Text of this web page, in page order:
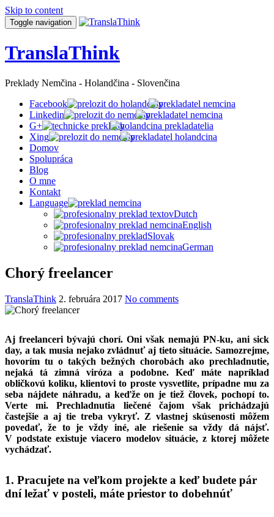
Skip to content
Toggle navigation
TranslaThink
Preklady Nemčina - Holandčina - Slovenčina
Facebook
Linkedin
G+
Xing
Domov
Spolupráca
Blog
O mne
Kontakt
Language
Dutch
English
Slovak
German
Chorý freelancer
TranslaThink 2. februára 2017 No comments
Aj freelanceri bývajú chorí. Oni však nemajú PN-ku, ani sick
day, a tak musia nejako zvládnuť aj tieto situácie. Samozrejme,
hovorím tu o takých bežných chorobách ako prechladnutie,
nejaká tá zimná viróza a podobne. Keď máte napríklad
obličkovú koliku, klientovi to proste vysvetlíte, prípadne mu za
seba nájdete náhradu, a keďže on je tiež človek, pochopí to.
Verte mi. Prechladnutia liečené čajom však prichádzajú
častejšie a aj tie treba vykryť. Z vlastnej skúsenosti môžem
povedať, že to je vždy iné, ale riešenie sa vždy dá nájsť.
V podstate existuje viacero modelov situácie, z ktorej môžete
vychádzať.
1. Pracujete na veľkom projekte a keď budete pár
dní ležať v posteli, máte priestor to dobehnúť